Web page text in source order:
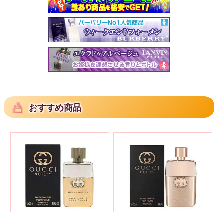
おすすめ商品